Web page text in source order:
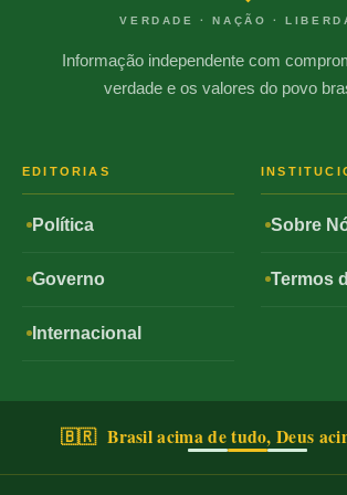
VERDADE · NAÇÃO ·
Informação independente com
verdade e os valores do povo
EDITORIAS
Política
Governo
Internacional
Sobre
Termos
🇧🇷 Brasil acima de tudo, Deus